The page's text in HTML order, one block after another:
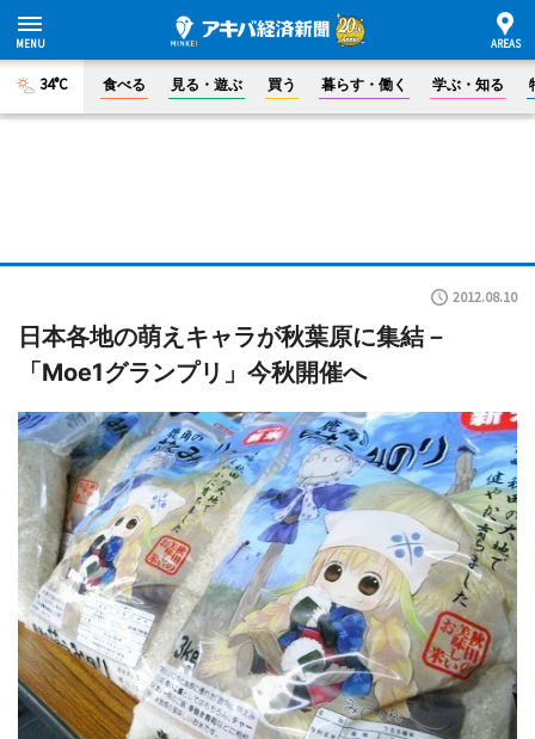
34°C 食べる 見る・遊ぶ 買う 暮らす・働く 学ぶ・知る
2012.08.10
日本各地の萌えキャラが秋葉原に集結－
「Moe1グランプリ」今秋開催へ